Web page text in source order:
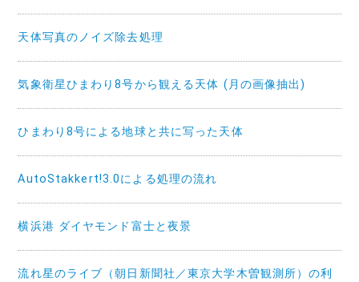
天体写真のノイズ除去処理
気象衛星ひまわり8号から観える天体 (月の画像抽出)
ひまわり8号による地球と共に写った天体
AutoStakkert!3.0による処理の流れ
横浜港 ダイヤモンド富士と夜景
流れ星のライブ（朝日新聞社／東京大学木曽観測所）の利